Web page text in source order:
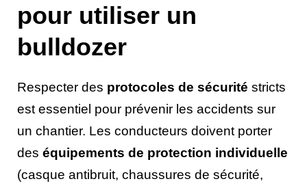
pour utiliser un
bulldozer
Respecter des protocoles de sécurité stricts
est essentiel pour prévenir les accidents sur
un chantier. Les conducteurs doivent porter
des équipements de protection individuelle
(casque antibruit, chaussures de sécurité,